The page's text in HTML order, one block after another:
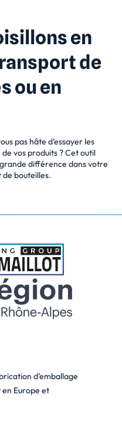
en
de
ou en
pas hâte d’essayer les
vos produits ? Cet outil
différence dans votre
bouteilles.
d’emballage
Europe et